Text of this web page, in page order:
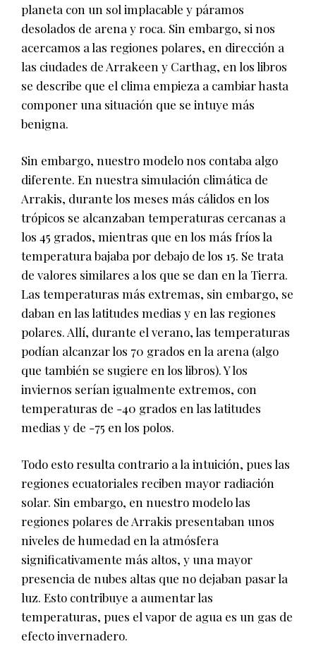
planeta con un sol implacable y páramos
desolados de arena y roca. Sin embargo, si nos
acercamos a las regiones polares, en dirección a
las ciudades de Arrakeen y Carthag, en los libros
se describe que el clima empieza a cambiar hasta
componer una situación que se intuye más
benigna.
Sin embargo, nuestro modelo nos contaba algo
diferente. En nuestra simulación climática de
Arrakis, durante los meses más cálidos en los
trópicos se alcanzaban temperaturas cercanas a
los 45 grados, mientras que en los más fríos la
temperatura bajaba por debajo de los 15. Se trata
de valores similares a los que se dan en la Tierra.
Las temperaturas más extremas, sin embargo, se
daban en las latitudes medias y en las regiones
polares. Allí, durante el verano, las temperaturas
podían alcanzar los 70 grados en la arena (algo
que también se sugiere en los libros). Y los
inviernos serían igualmente extremos, con
temperaturas de -40 grados en las latitudes
medias y de -75 en los polos.
Todo esto resulta contrario a la intuición, pues las
regiones ecuatoriales reciben mayor radiación
solar. Sin embargo, en nuestro modelo las
regiones polares de Arrakis presentaban unos
niveles de humedad en la atmósfera
significativamente más altos, y una mayor
presencia de nubes altas que no dejaban pasar la
luz. Esto contribuye a aumentar las
temperaturas, pues el vapor de agua es un gas de
efecto invernadero.